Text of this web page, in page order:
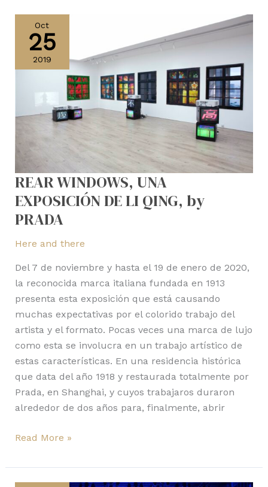
Oct
25
2019
REAR WINDOWS, UNA
EXPOSICIÓN DE LI QING, by
PRADA
Here and there
Del 7 de noviembre y hasta el 19 de enero de 2020,
la reconocida marca italiana fundada en 1913
presenta esta exposición que está causando
muchas expectativas por el colorido trabajo del
artista y el formato. Pocas veces una marca de lujo
como esta se involucra en un trabajo artístico de
estas características. En una residencia histórica
que data del año 1918 y restaurada totalmente por
Prada, en Shanghai, y cuyos trabajaros duraron
alrededor de dos años para, finalmente, abrir
WINDOWS,
UNA
EXPOSICIÓN
DE
by
Read More »